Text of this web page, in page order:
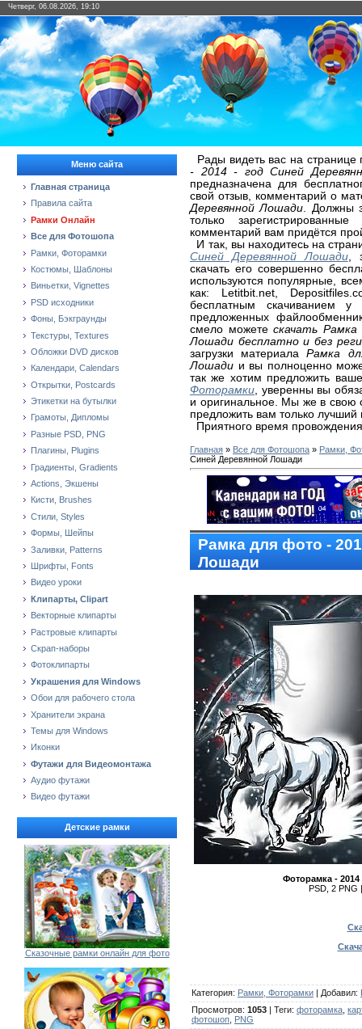
Четверг, 06.08.2026, 19:10
Меню сайта
Главная страница
Правила сайта
Рамки Онлайн
Все для Фотошопа
Рамки, Фоторамки
Костюмы, Шаблоны
Виньетки, Vignettes
PSD исходники
Фоны, Бэкграунды
Текстуры, Textures
Обложки DVD дисков
Календари, Calendars
Открытки, Postcards
Этикетки на бутылки
Грамоты, Дипломы
Разные PSD, PNG
Плагины, Plugins
Градиенты, Gradients
Actions, Экшены
Кисти, Brushes
Стили, Styles
Формы, Шейпы
Заливки, Patterns
Шрифты, Fonts
Видео уроки
Клипарты, Clipart
Векторные клипарты
Растровые клипарты
Скрап-наборы
Фотоклипарты
Украшения для Windows
Обои для рабочего стола
Хранители экрана
Темы для Windows
Иконки
Футажи для Видеомонтажа
Аудио футажи
Видео футажи
Детские рамки
Сказочные рамки онлайн для фото
Рады видеть вас на
- 2014 - год Синей
предназначена для
свой отзыв, комментарий о
Деревянной Лошади. Должны
только
комментарий вам придётся
И так, вы находитесь на
Синей Деревянной Лошади,
скачать его совершенно
используются популярные,
как: Letitbit.net,
бесплатным скачиванием
предложенных
смело можетескачать
Лошади бесплатно и без
загрузки материалаРамка
Лошади и вы полноценно
так же хотим предложить
Фоторамки, уверенны вы
и оригинальное. Мы же в свою
предложить вам только
Приятного время
Главная » Все для Фотошопа » Рамки,
Синей Деревянной Лошади
Рамка для фото -
Лошади
Фоторамка -
PSD, 2 PNG
Категория: Рамки, Фоторамки | Добавил:
Просмотров: 1053 | Теги: фоторамка
фотошоп PNG